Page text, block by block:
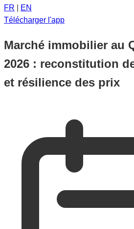
FR
EN
Télécharger l'app
Marché immobilier au
2026 : reconstitution
et résilience des prix